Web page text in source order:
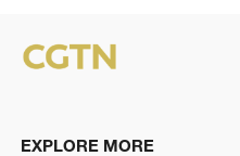
EXPLORE MORE